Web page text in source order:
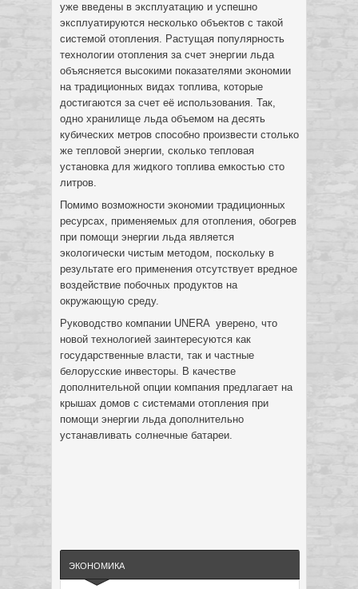
уже введены в эксплуатацию и успешно
эксплуатируются несколько объектов с такой
системой отопления. Растущая популярность
технологии отопления за счет энергии льда
объясняется высокими показателями экономии
на традиционных видах топлива, которые
достигаются за счет её использования. Так,
одно хранилище льда объемом на десять
кубических метров способно произвести столько
же тепловой энергии, сколько тепловая
установка для жидкого топлива емкостью сто
литров.
Помимо возможности экономии традиционных
ресурсах, применяемых для отопления, обогрев
при помощи энергии льда является
экологически чистым методом, поскольку в
результате его применения отсутствует вредное
воздействие побочных продуктов на
окружающую среду.
Руководство компании UNERA уверено, что
новой технологией заинтересуются как
государственные власти, так и частные
белорусские инвесторы. В качестве
дополнительной опции компания предлагает на
крышах домов с системами отопления при
помощи энергии льда дополнительно
устанавливать солнечные батареи.
ЭКОНОМИКА